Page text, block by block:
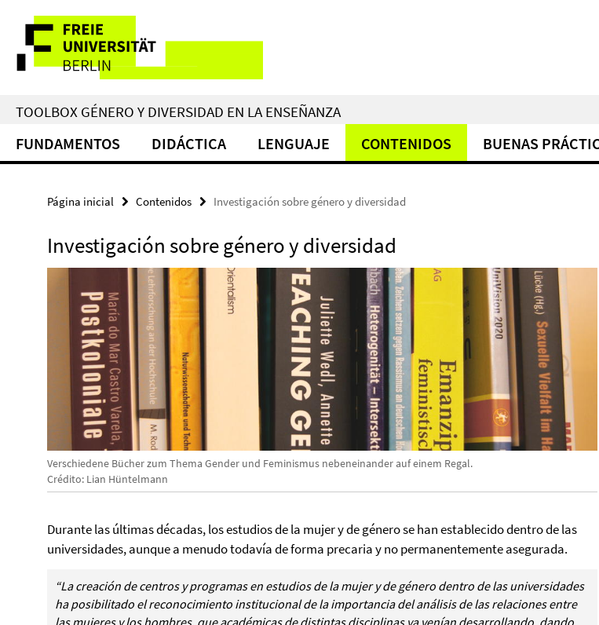
direkt
Inhalt
Herramientas
de
navegación
TOOLBOX GÉNERO Y DIVERSIDAD EN LA ENSEÑANZA
FUNDAMENTOS DIDÁCTICA LENGUAJE CONTENIDOS BUENAS
Página inicial Contenidos Investigación sobre género y diversidad
Investigación sobre género y diversidad
Verschiedene Bücher zum Thema Gender und Feminismus nebeneinander auf einem Regal.
Crédito: Lian Hüntelmann
Durante las últimas décadas, los estudios de la mujer y de género se han establecido dentro de las
universidades, aunque a menudo todavía de forma precaria y no permanentemente asegurada.
“La creación de centros y programas en estudios de la mujer y de género dentro de las universidades
ha posibilitado el reconocimiento institucional de la importancia del análisis de las relaciones entre
las mujeres y los hombres, que académicas de distintas disciplinas ya venían desarrollando, dando